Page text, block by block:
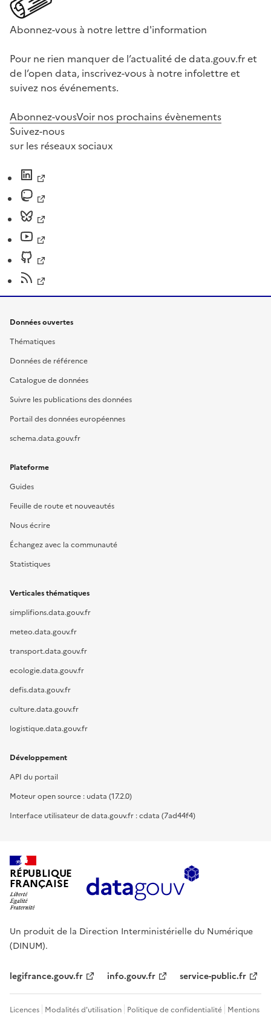
Abonnez-vous à notre lettre d'information
Pour ne rien manquer de l’actualité de data.gouv.fr et
de l’open data, inscrivez-vous à notre infolettre et
suivez nos événements.
Abonnez-vousVoir nos prochains évènements
Suivez-nous
sur les réseaux sociaux
Données ouvertes
Thématiques
Données de référence
Catalogue de données
Suivre les publications des données
Portail des données européennes
schema.data.gouv.fr
Plateforme
Guides
Feuille de route et nouveautés
Nous écrire
Échangez avec la communauté
Statistiques
Verticales thématiques
simplifions.data.gouv.fr
meteo.data.gouv.fr
transport.data.gouv.fr
ecologie.data.gouv.fr
defis.data.gouv.fr
culture.data.gouv.fr
logistique.data.gouv.fr
Développement
API du portail
Moteur open source : udata (17.2.0)
Interface utilisateur de data.gouv.fr : cdata (7ad44f4)
RÉPUBLIQUE
FRANÇAISE
Un produit de la Direction Interministérielle du Numérique
(DINUM).
legifrance.gouv.fr info.gouv.fr service-public.fr
Licences Modalités d'utilisation Politique de confidentialité Mentions